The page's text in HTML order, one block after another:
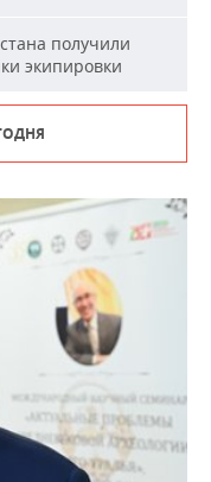
получили
экипировки